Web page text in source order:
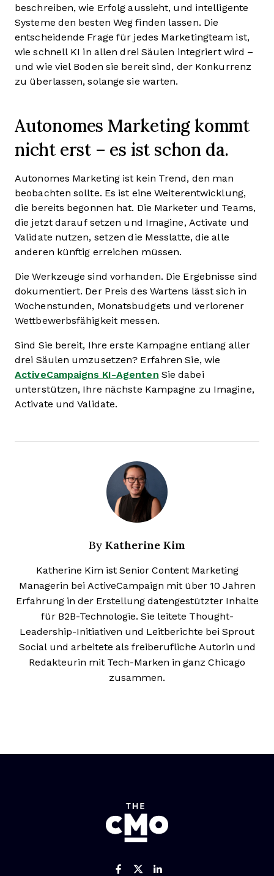
beschreiben, wie Erfolg aussieht, und intelligente
Systeme den besten Weg finden lassen. Die
entscheidende Frage für jedes Marketingteam ist,
wie schnell KI in allen drei Säulen integriert wird –
und wie viel Boden sie bereit sind, der Konkurrenz
zu überlassen, solange sie warten.
Autonomes Marketing kommt
nicht erst – es ist schon da.
Autonomes Marketing ist kein Trend, den man
beobachten sollte. Es ist eine Weiterentwicklung,
die bereits begonnen hat. Die Marketer und Teams,
die jetzt darauf setzen und Imagine, Activate und
Validate nutzen, setzen die Messlatte, die alle
anderen künftig erreichen müssen.
Die Werkzeuge sind vorhanden. Die Ergebnisse sind
dokumentiert. Der Preis des Wartens lässt sich in
Wochenstunden, Monatsbudgets und verlorener
Wettbewerbsfähigkeit messen.
Sind Sie bereit, Ihre erste Kampagne entlang aller
drei Säulen umzusetzen? Erfahren Sie, wie
ActiveCampaigns KI-Agenten Sie dabei
unterstützen, Ihre nächste Kampagne zu Imagine,
Activate und Validate.
By Katherine Kim
Katherine Kim ist Senior Content Marketing
Managerin bei ActiveCampaign mit über 10 Jahren
Erfahrung in der Erstellung datengestützter Inhalte
für B2B-Technologie. Sie leitete Thought-
Leadership-Initiativen und Leitberichte bei Sprout
Social und arbeitete als freiberufliche Autorin und
Redakteurin mit Tech-Marken in ganz Chicago
zusammen.
Like us on Facebook
Follow us on Twitter
Add us on